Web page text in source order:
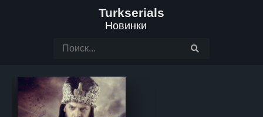
Turkserials
Новинки